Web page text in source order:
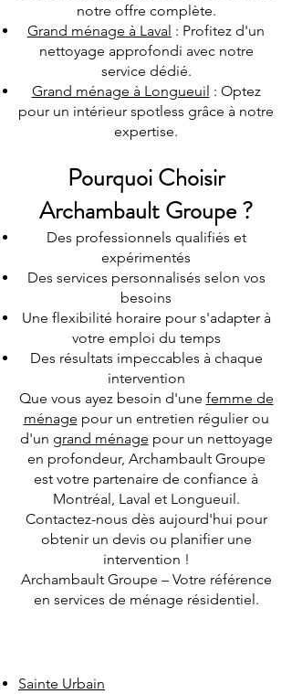
notre offre complète.
Grand ménage à Laval : Profitez d'un
nettoyage approfondi avec notre
service dédié.
Grand ménage à Longueuil : Optez
pour un intérieur spotless grâce à notre
expertise.
Pourquoi Choisir
Archambault Groupe ?
Des professionnels qualifiés et
expérimentés
Des services personnalisés selon vos
besoins
Une flexibilité horaire pour s'adapter à
votre emploi du temps
Des résultats impeccables à chaque
intervention
Que vous ayez besoin d'une femme de
ménage pour un entretien régulier ou
d'un grand ménage pour un nettoyage
en profondeur, Archambault Groupe
est votre partenaire de confiance à
Montréal, Laval et Longueuil.
Contactez-nous dès aujourd'hui pour
obtenir un devis ou planifier une
intervention !
Archambault Groupe – Votre référence
en services de ménage résidentiel.
Sainte Urbain